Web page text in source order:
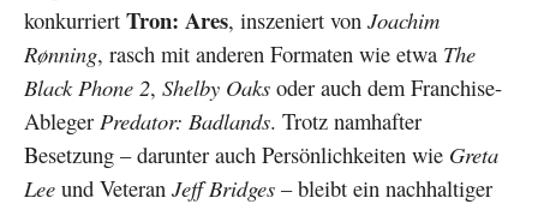
konkurriert Tron: Ares, inszeniert von Joachim
Rønning, rasch mit anderen Formaten wie etwa The
Black Phone 2, Shelby Oaks oder auch dem Franchise-
Ableger Predator: Badlands. Trotz namhafter
Besetzung – darunter auch Persönlichkeiten wie Greta
Lee und Veteran Jeff Bridges – bleibt ein nachhaltiger